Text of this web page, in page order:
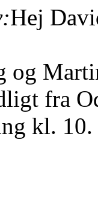
Hej
og
fra
kl. 10.